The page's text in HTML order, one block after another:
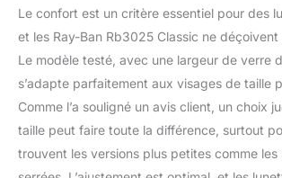
du titre du
gamme de
soleil et de
Ban
Le confort est un critère essentiel pour des
et les Ray-Ban Rb3025 Classic ne
Le modèle testé, avec une largeur de verre
s’adapte parfaitement aux visages de taille
Comme l’a souligné un avis client, un choix
taille peut faire toute la différence, surtout
trouvent les versions plus petites comme les